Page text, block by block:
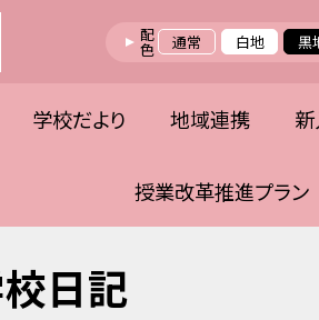
配色 通常 白地 黒
学校だより 地域連携
授業改革推進プラン
日記